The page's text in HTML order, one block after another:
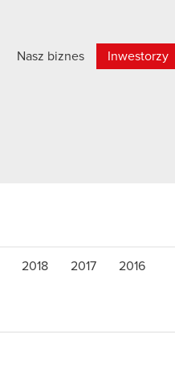
Nasz biznes Inwestorzy
2018 2017 2016